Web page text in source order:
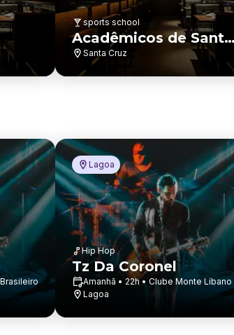
sports school
Acadêmicos de Santa
Cruz
Santa Cruz
Lagoa
Hip Hop
Tz Da Coronel
Amanhã • 22h • Clube Monte Líbano
Lagoa